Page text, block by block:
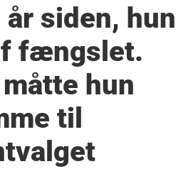
år siden, hun
fængslet.
hun
til